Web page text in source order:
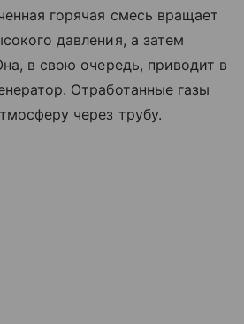
горячая смесь вращает
давления, а затем
в свою очередь, приводит в
Отработанные газы
через трубу.